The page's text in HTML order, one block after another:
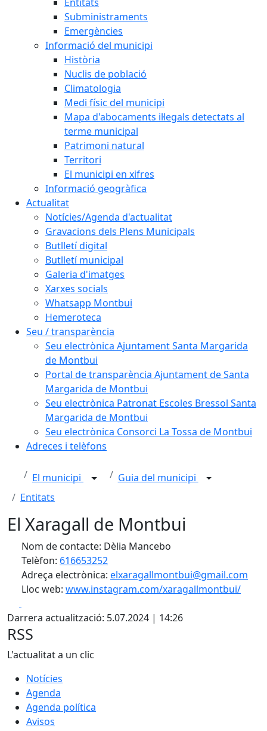
Subministraments
Emergències
Informació del municipi
Història
Nuclis de població
Climatologia
Medi físic del municipi
Mapa d'abocaments il·legals detectats al
terme municipal
Patrimoni natural
Territori
El municipi en xifres
Informació geogràfica
Actualitat
Notícies/Agenda d'actualitat
Gravacions dels Plens Municipals
Butlletí digital
Butlletí municipal
Galeria d'imatges
Xarxes socials
Whatsapp Montbui
Hemeroteca
Seu / transparència
Seu electrònica Ajuntament Santa Margarida
de Montbui
Portal de transparència Ajuntament de Santa
Margarida de Montbui
Seu electrònica Patronat Escoles Bressol Santa
Margarida de Montbui
Seu electrònica Consorci La Tossa de Montbui
Adreces i telèfons
El municipi
Guia del municipi
Entitats
El Xaragall de Montbui
Nom de contacte: Dèlia Mancebo
Telèfon: 616653252
Adreça electrònica: elxaragallmontbui@gmail.com
Lloc web: www.instagram.com/xaragallmontbui/
Darrera actualització: 5.07.2024 | 14:26
RSS
L'actualitat a un clic
Notícies
Agenda
Agenda política
Avisos